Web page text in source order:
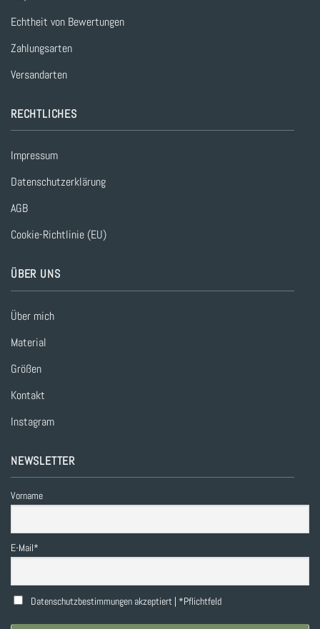
Echtheit von Bewertungen
Zahlungsarten
Versandarten
RECHTLICHES
Impressum
Datenschutzerklärung
AGB
Cookie-Richtlinie (EU)
ÜBER UNS
Über mich
Material
Größen
Kontakt
Instagram
NEWSLETTER
Vorname
E-Mail*
Datenschutzbestimmungen akzeptiert | *Pflichtfeld